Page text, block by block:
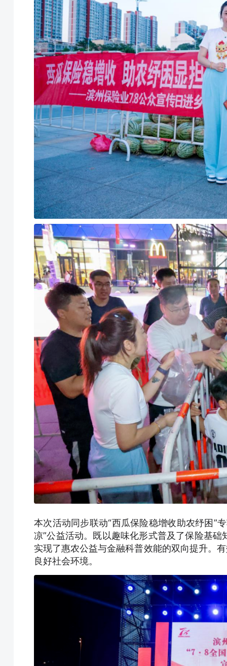
本次活动同步联动“西瓜保险稳增收助农纾困”
凉”公益活动。既以趣味化形式普及了保险基
实现了惠农公益与金融科普效能的双向提升。
良好社会环境。